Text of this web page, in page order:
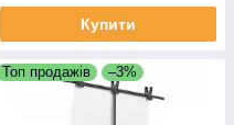
Купити
Топ продажів –3%